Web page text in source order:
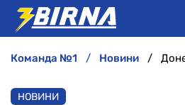
команда №1 новини
НОВИНИ